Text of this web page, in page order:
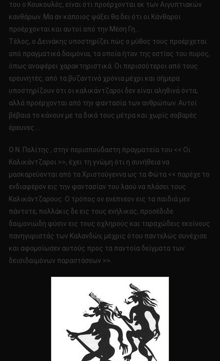
του ο Κουκουλές, είναι ότι προέρχονται εκ των Αιγυπτιακών
κανθάρων. Μα αν κάποιος ψάξει θα δει ότι οι Κάνθαροι
προέρχονται και αυτοί από την Μέση Γη…
Τέλος, ο Δεινάκης υποστηρίζει πώς ο μύθος τους προέρχεται
από πραγματικά δαιμόνια, τα οποία ήταν της εστίας του πυρός,
όπως αναφέρει χαρακτηριστικά. Οι περισσότεροι από τους
ερευνητές, από τα βυζαντινά χρόνια μέχρι και σήμερα
υποστηρίζουν ότι οι καλικάντζαροι δεν είναι αληθινά όντα,
αλλά προέρχονται από την φαντασία των ανθρώπων. Αυτοί
βέβαια το κάνουν με τα δικά τους μέτρα και χωρίς σοβαρές
έρευνες….
Ο Ν. Πολίτης , στην περισπούδαστη πραγματεία του << Οι
Καλικάντζαροι >>, έχει τη γνώμη ότι η συνήθεια να
μασκαρεύονται από τα Χριστούγεννα ως τα Φώτα << παρέχε το
ενδιαφέρον εις την φαντασίαν του λαού να πλάσει τους
Καλικάντζαρους. Ο τρόπος ον ενέπνεον εις τα παιδιά μεν
πάντοτε, πολλάκις δε εις τους ενήλικας, προσέδιδε
δαιμονιώδη φύσιν εις τους οχληρούς και ταραχώδεις εκείνους
πανηγυριστάς των Καλανδών, μέχρις ότου παντελώς συνέχισε
και αφομοίωσεν αυτούς προς τα παντοία δείγματα των
δεισιδαιμόνων παραστάσεων >>.